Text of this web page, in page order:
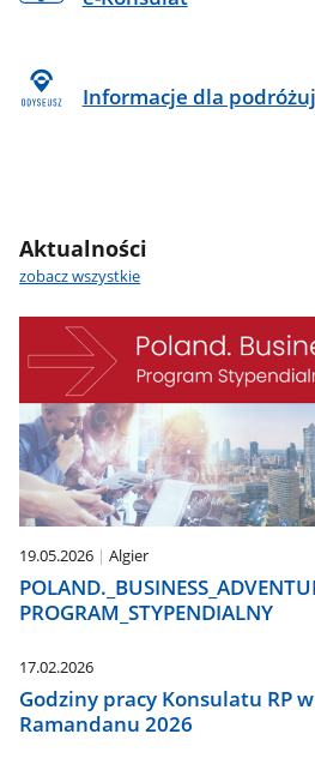
Informacje dla
Aktualności
zobacz wszystkie
19.05.2026 Algier
PROGRAM_STYPENDIALNY
17.02.2026
Godziny pracy Konsulatu RP
Ramandanu 2026